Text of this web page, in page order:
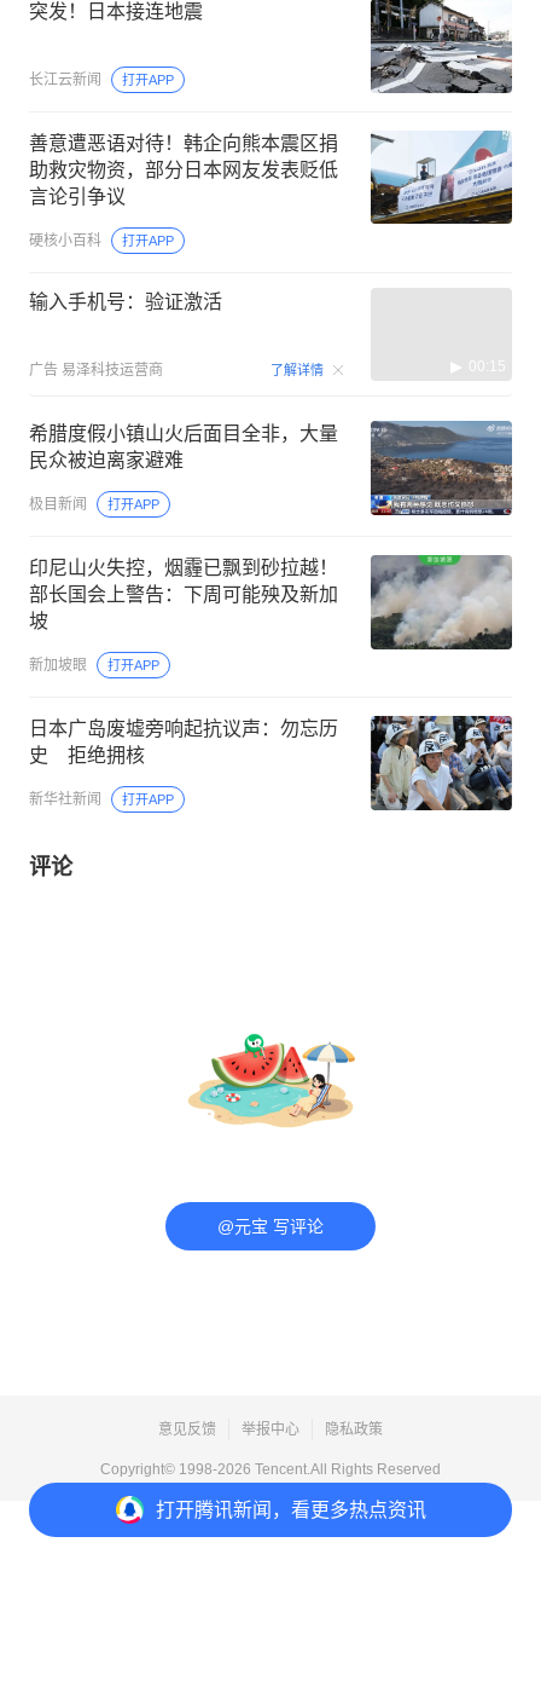
打开腾讯新闻，看更多热点资讯
突发！日本接连地震
长江云新闻 打开APP
善意遭恶语对待！韩企向熊本震区捐
助救灾物资，部分日本网友发表贬低
言论引争议
硬核小百科 打开APP
输入手机号：验证激活
广告 易泽科技运营商 了解详情 00:15
希腊度假小镇山火后面目全非，大量
民众被迫离家避难
极目新闻 打开APP
印尼山火失控，烟霾已飘到砂拉越！
部长国会上警告：下周可能殃及新加
坡
新加坡眼 打开APP
日本广岛废墟旁响起抗议声：勿忘历
史 拒绝拥核
新华社新闻 打开APP
评论
@元宝 写评论
意见反馈 举报中心 隐私政策
Copyright© 1998-2026 Tencent.All Rights Reserved